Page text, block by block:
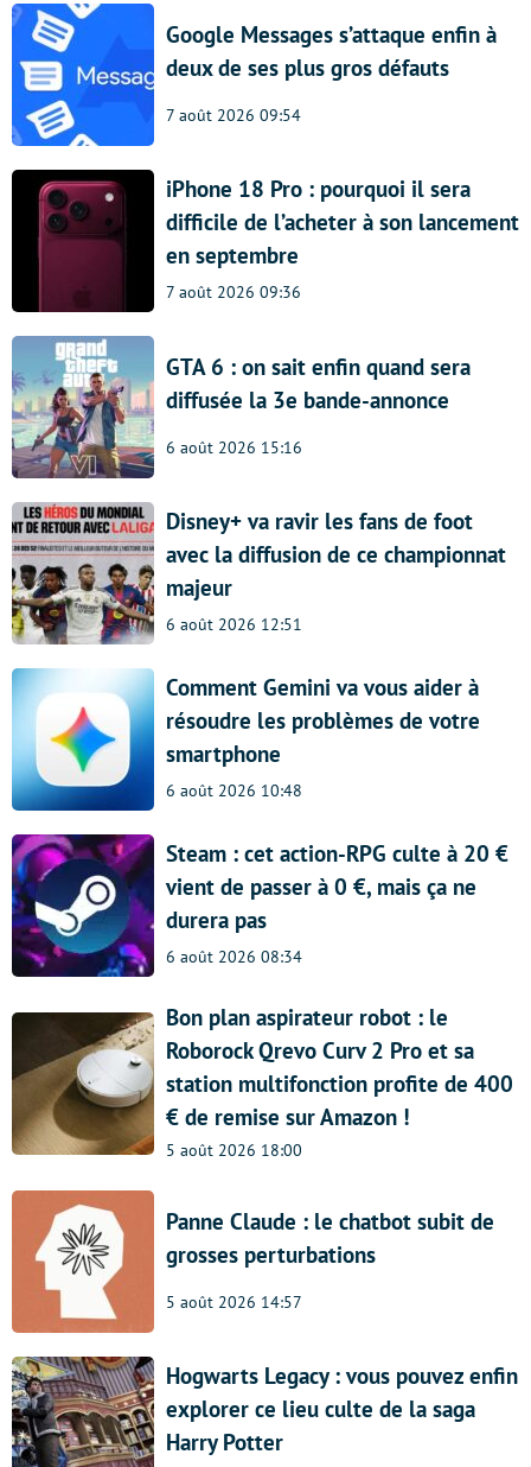
Google Messages s’attaque enfin à
deux de ses plus gros défauts
7 août 2026 09:54
iPhone 18 Pro : pourquoi il sera
difficile de l’acheter à son lancement
en septembre
7 août 2026 09:36
GTA 6 : on sait enfin quand sera
diffusée la 3e bande-annonce
6 août 2026 15:16
Disney+ va ravir les fans de foot
avec la diffusion de ce championnat
majeur
6 août 2026 12:51
Comment Gemini va vous aider à
résoudre les problèmes de votre
smartphone
6 août 2026 10:48
Steam : cet action-RPG culte à 20 €
vient de passer à 0 €, mais ça ne
durera pas
6 août 2026 08:34
Bon plan aspirateur robot : le
Roborock Qrevo Curv 2 Pro et sa
station multifonction profite de 400
€ de remise sur Amazon !
5 août 2026 18:00
Panne Claude : le chatbot subit de
grosses perturbations
5 août 2026 14:57
Hogwarts Legacy : vous pouvez enfin
explorer ce lieu culte de la saga
Harry Potter